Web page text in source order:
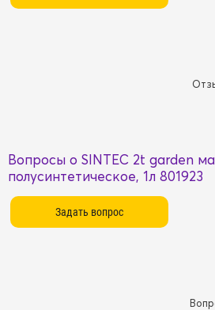
Вопросы о SINTEC 2t garden
полусинтетическое, 1л 801923